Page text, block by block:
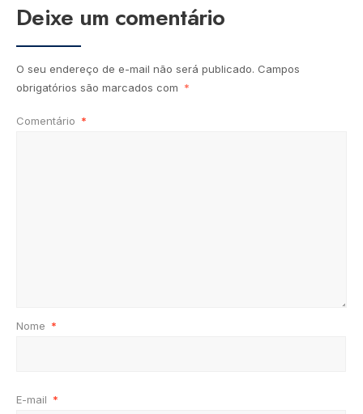
Deixe um comentário
O seu endereço de e-mail não será publicado. Campos
obrigatórios são marcados com *
Comentário *
Nome *
E-mail *